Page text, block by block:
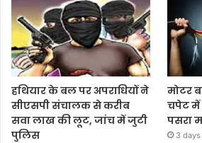
हथियार के बल पर अपराधियों ने
सीएसपी संचालक से करीब
सवा लाख की लूट, जांच में जुटी
पुलिस
मोटर
चपेट में
पसरा
3